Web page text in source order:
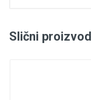
Proizvod
Slični